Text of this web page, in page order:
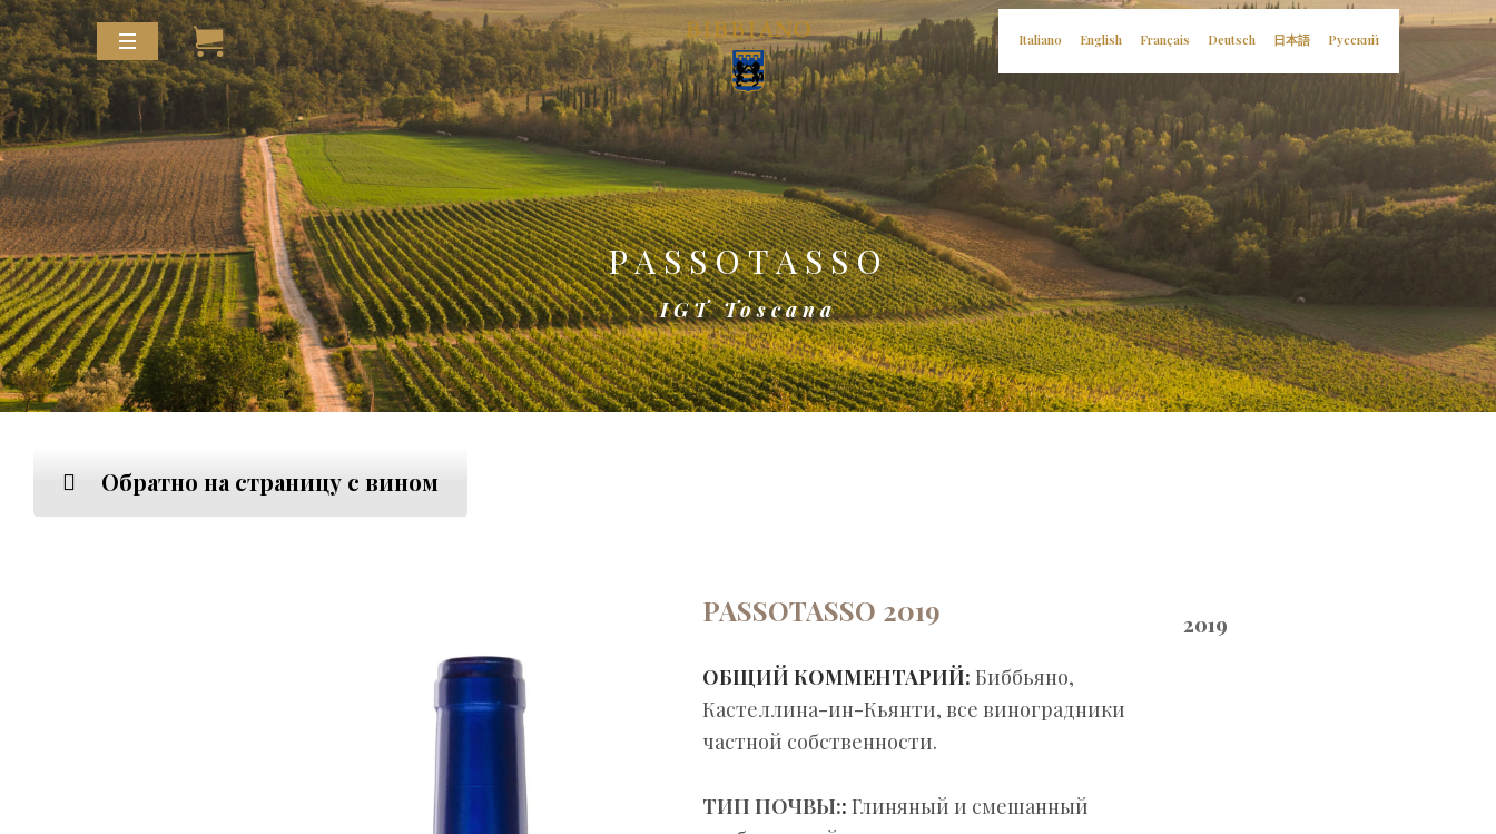
Italiano English Français Deutsch 日本語 Русский
PASSOTASSO
IGT Toscana
Обратно на страницу с вином
PASSOTASSO 2019
ОБЩИЙ КОММЕНТАРИЙ: Биббьяно,
Кастеллина-ин-Кьянти, все виноградники
частной собственности.
ТИП ПОЧВЫ:: Глиняный и смешанный
2019